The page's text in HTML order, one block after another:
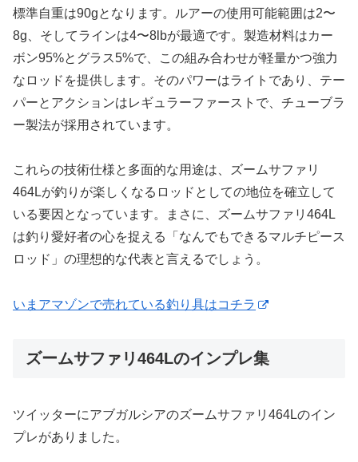
標準自重は90gとなります。ルアーの使用可能範囲は2〜
8g、そしてラインは4〜8lbが最適です。製造材料はカー
ボン95%とグラス5%で、この組み合わせが軽量かつ強力
なロッドを提供します。そのパワーはライトであり、テー
パーとアクションはレギュラーファーストで、チューブラ
ー製法が採用されています。
これらの技術仕様と多面的な用途は、ズームサファリ
464Lが釣りが楽しくなるロッドとしての地位を確立して
いる要因となっています。まさに、ズームサファリ464L
は釣り愛好者の心を捉える「なんでもできるマルチピース
ロッド」の理想的な代表と言えるでしょう。
いまアマゾンで売れている釣り具はコチラ
ズームサファリ464Lのインプレ集
ツイッターにアブガルシアのズームサファリ464Lのイン
プレがありました。